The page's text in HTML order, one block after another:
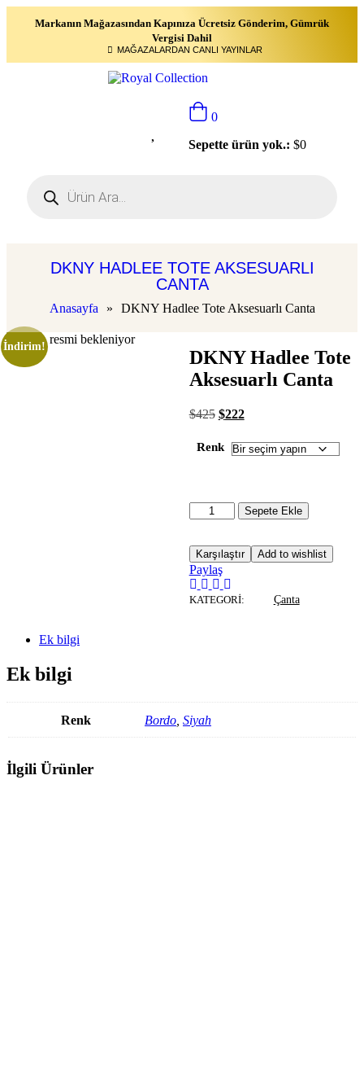
Markanın Mağazasından Kapınıza Ücretsiz Gönderim, Gümrük
Vergisi Dahil
MAĞAZALARDAN CANLI YAYINLAR
0
Sepette ürün yok.: $0
DKNY HADLEE TOTE AKSESUARLI
CANTA
Anasayfa » DKNY Hadlee Tote Aksesuarlı Canta
İndirim!
DKNY Hadlee Tote
Aksesuarlı Canta
$425 $222
Renk
Sepete Ekle
Karşılaştır Add to wishlist
Paylaş
KATEGORI: Çanta
Ek bilgi
Ek bilgi
Renk Bordo Siyah
İlgili Ürünler